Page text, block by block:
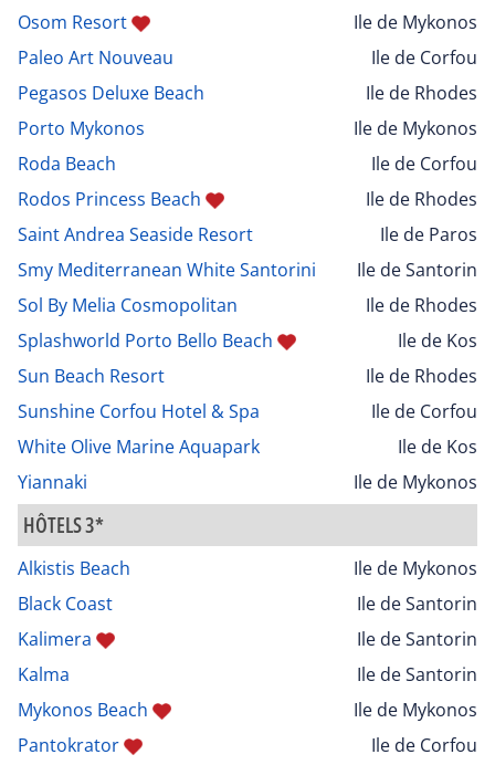
Osom Resort
Ile de Mykonos
Paleo Art Nouveau
Ile de Corfou
Pegasos Deluxe Beach
Ile de Rhodes
Porto Mykonos
Ile de Mykonos
Roda Beach
Ile de Corfou
Rodos Princess Beach
Ile de Rhodes
Saint Andrea Seaside Resort
Ile de Paros
Smy Mediterranean White Santorini
Ile de Santorin
Sol By Melia Cosmopolitan
Ile de Rhodes
Splashworld Porto Bello Beach
Ile de Kos
Sun Beach Resort
Ile de Rhodes
Sunshine Corfou Hotel & Spa
Ile de Corfou
White Olive Marine Aquapark
Ile de Kos
Yiannaki
Ile de Mykonos
HÔTELS 3*
Alkistis Beach
Ile de Mykonos
Black Coast
Ile de Santorin
Kalimera
Ile de Santorin
Kalma
Ile de Santorin
Mykonos Beach
Ile de Mykonos
Pantokrator
Ile de Corfou